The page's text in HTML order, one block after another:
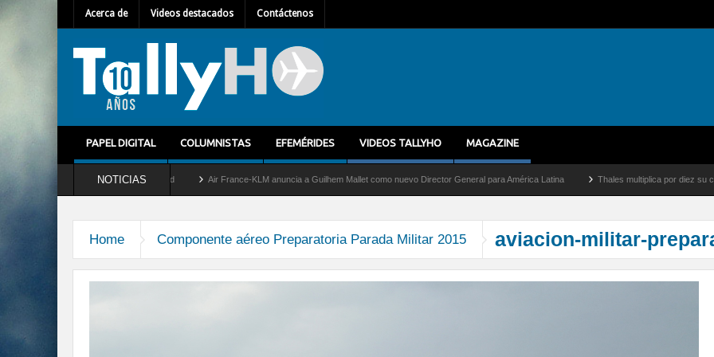
Acerca de Videos destacados Contáctenos
PAPEL DIGITAL COLUMNISTAS EFEMÉRIDES VIDEOS TALLYHO MAGAZINE
NOTICIAS
del servicio al C-2 Greyhound Air France-KLM anuncia a Guilhem Mallet como nuevo Director General para América Latina Thales multiplica por diez su
Home Componente aéreo Preparatoria Parada Militar 2015 aviacion-militar-